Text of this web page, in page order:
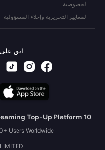
الخصوصية
المعايير التحريرية وإخلاء المسؤولية
ابقَ على
10 Years Trusted Game & Live Streaming Top-Up Platform
Users Worldwide